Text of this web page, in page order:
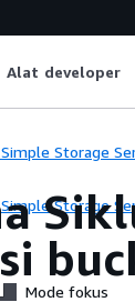
Alat developer
Storage
Storage
Mode fokus